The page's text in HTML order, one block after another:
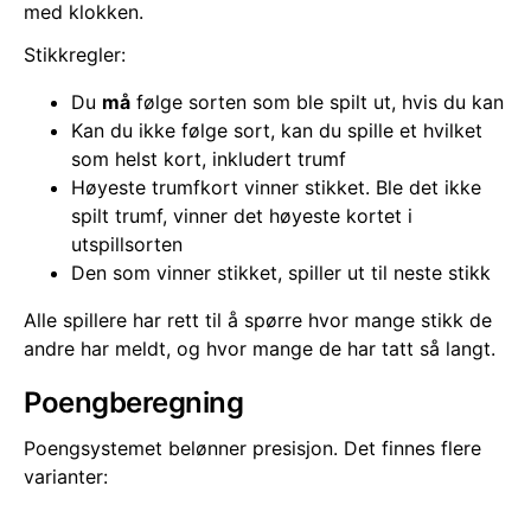
med klokken.
Stikkregler:
Du må følge sorten som ble spilt ut, hvis du kan
Kan du ikke følge sort, kan du spille et hvilket
som helst kort, inkludert trumf
Høyeste trumfkort vinner stikket. Ble det ikke
spilt trumf, vinner det høyeste kortet i
utspillsorten
Den som vinner stikket, spiller ut til neste stikk
Alle spillere har rett til å spørre hvor mange stikk de
andre har meldt, og hvor mange de har tatt så langt.
Poengberegning
Poengsystemet belønner presisjon. Det finnes flere
varianter: